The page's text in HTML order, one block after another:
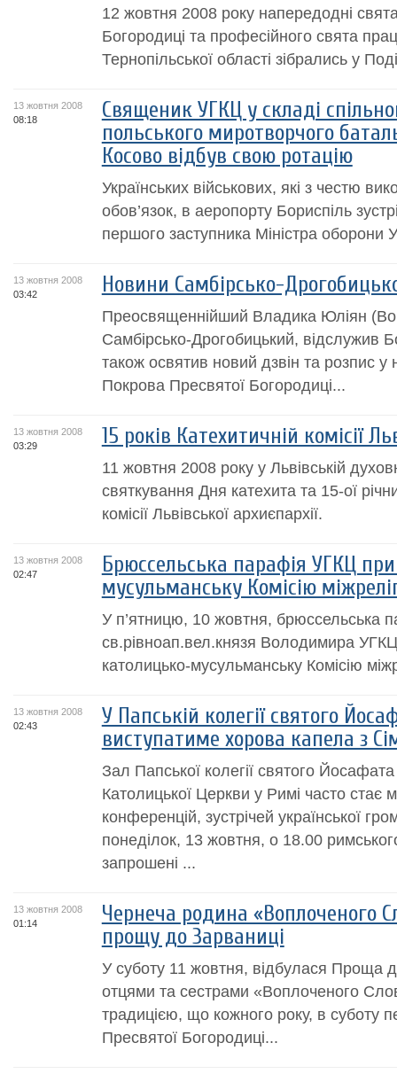
12 жовтня 2008 року напередодні
Богородиці та професійного свята
Тернопільської області зібрались у
13 жовтня 2008
08:18
Священик УГКЦ у складі
польського миротворчого
Косово відбув свою ротацію
Українських військових, які з честю
обов’язок, в аеропорту Бориспіль
першого заступника Міністра оборони
13 жовтня 2008
03:42
Новини Самбірсько-
Преосвященнійший Владика Юліян
Самбірсько-Дрогобицький, відслужив
також освятив новий дзвін та розпис у
Покрова Пресвятої Богородиці...
13 жовтня 2008
03:29
15 років Катехитичній комісії
11 жовтня 2008 року у Львівській
святкування Дня катехита та 15-ої
комісії Львівської архиєпархії.
13 жовтня 2008
02:47
Брюссельська парафія УГКЦ
мусульманську Комісію
У п’ятницю, 10 жовтня, брюссельська
св.рівноап.вел.князя Володимира
католицько-мусульманську Комісію
13 жовтня 2008
02:43
У Папській колегії святого
виступатиме хорова капела з
Зал Папської колегії святого Йосафата
Католицької Церкви у Римі часто стає
конференцій, зустрічей української
понеділок, 13 жовтня, о 18.00
запрошені ...
13 жовтня 2008
01:14
Чернеча родина «Воплоченого
прощу до Зарваниці
У суботу 11 жовтня, відбулася Проща
отцями та сестрами «Воплоченого
традицією, що кожного року, в суботу
Пресвятої Богородиці...